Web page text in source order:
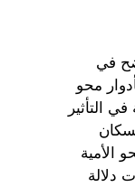
في
محو
التأثير
الأمية
دلالة